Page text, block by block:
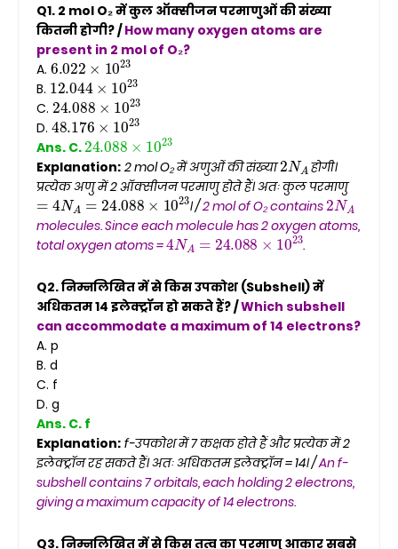
Q1. 2 mol O₂ में कुल ऑक्सीजन परमाणुओं की संख्या
कितनी होगी? /How many oxygen atoms are
present in 2 mol of O₂?
A. 6.022×1023
B. 12.044×1023
C. 24.088×1023
D. 48.176 ×1023
Ans. C. 24.088 ×1023
Explanation: 2 mol O₂ में अणुओं की संख्या2NA होगी।
प्रत्येक अणु में 2 ऑक्सीजन परमाणु होते हैं। अतः कुल परमाणु
=4NA=24.088×1023 । /2 mol of O₂ contains2NA
molecules. Since each molecule has 2 oxygen atoms,
total oxygen atoms =4NA=24.088×1023 .
Q2. निम्नलिखित में से किस उपकोश (Subshell) में
अधिकतम 14 इलेक्ट्रॉन हो सकते हैं? /Which subshell
can accommodate a maximum of 14 electrons?
A. p
B. d
C. f
D. g
Ans. C. f
Explanation: f-उपकोश में 7 कक्षक होते हैं और प्रत्येक में 2
इलेक्ट्रॉन रह सकते हैं। अतः अधिकतम इलेक्ट्रॉन = 14। /An f-
subshell contains 7 orbitals, each holding 2 electrons,
giving a maximum capacity of 14 electrons.
Q3. निम्नलिखित में से किस तत्व का परमाणु आकार सबसे